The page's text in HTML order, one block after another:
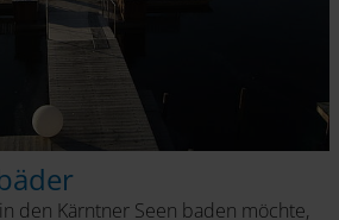
den Kärntner Seen baden möchte,